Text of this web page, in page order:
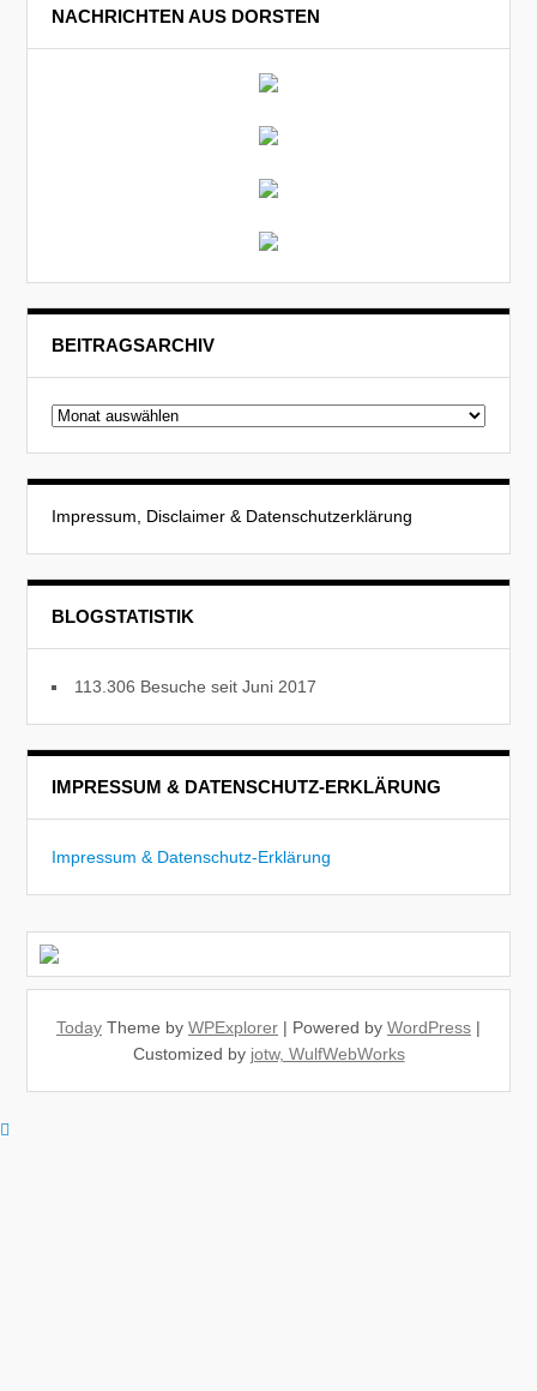
NACHRICHTEN AUS DORSTEN
BEITRAGSARCHIV
Beitragsarchiv
Impressum, Disclaimer & Datenschutzerklärung
BLOGSTATISTIK
113.306 Besuche seit Juni 2017
IMPRESSUM & DATENSCHUTZ-ERKLÄRUNG
Impressum & Datenschutz-Erklärung
Today Theme by WPExplorer | Powered by WordPress |
Customized by jotw, WulfWebWorks